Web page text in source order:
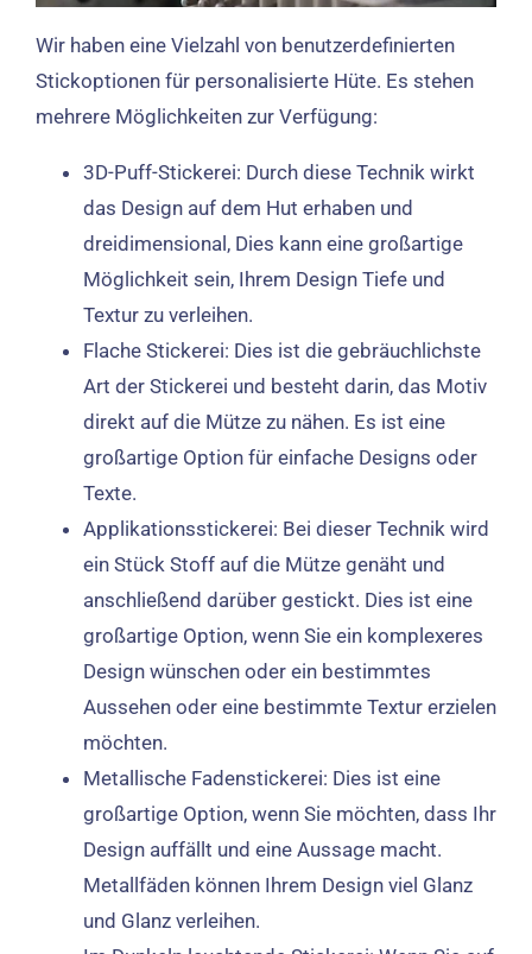
Wir haben eine Vielzahl von benutzerdefinierten
Stickoptionen für personalisierte Hüte. Es stehen
mehrere Möglichkeiten zur Verfügung:
3D-Puff-Stickerei: Durch diese Technik wirkt
das Design auf dem Hut erhaben und
dreidimensional, Dies kann eine großartige
Möglichkeit sein, Ihrem Design Tiefe und
Textur zu verleihen.
Flache Stickerei: Dies ist die gebräuchlichste
Art der Stickerei und besteht darin, das Motiv
direkt auf die Mütze zu nähen. Es ist eine
großartige Option für einfache Designs oder
Texte.
Applikationsstickerei: Bei dieser Technik wird
ein Stück Stoff auf die Mütze genäht und
anschließend darüber gestickt. Dies ist eine
großartige Option, wenn Sie ein komplexeres
Design wünschen oder ein bestimmtes
Aussehen oder eine bestimmte Textur erzielen
möchten.
Metallische Fadenstickerei: Dies ist eine
großartige Option, wenn Sie möchten, dass Ihr
Design auffällt und eine Aussage macht.
Metallfäden können Ihrem Design viel Glanz
und Glanz verleihen.